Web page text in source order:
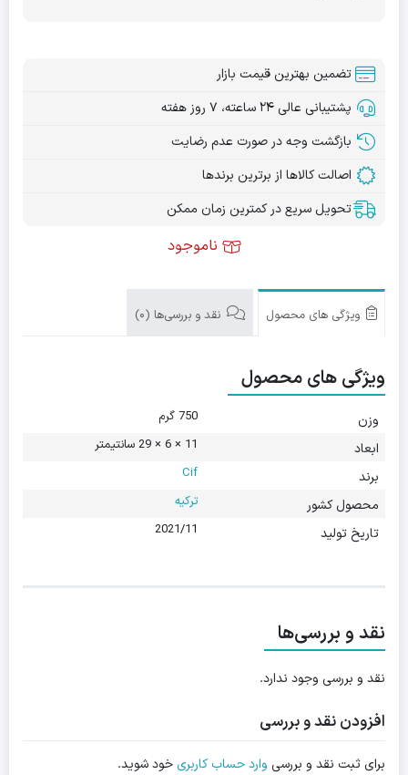
تضمین بهترین قیمت بازار
پشتیبانی عالی ۲۴ ساعته، ۷ روز هفته
بازگشت وجه در صورت عدم رضایت
اصالت کالاها از برترین برندها
تحویل سریع در کمترین زمان ممکن
ناموجود
ویژگی های محصول نقد و بررسی‌ها (0)
ویژگی های محصول
وزن 750 گرم
ابعاد 11 × 6 × 29 سانتیمتر
برند Cif
محصول کشور ترکیه
تاریخ تولید 2021/11
نقد و بررسی‌ها
نقد و بررسی وجود ندارد.
افزودن نقد و بررسی
برای ثبت نقد و بررسی وارد حساب کاربریخود شوید.